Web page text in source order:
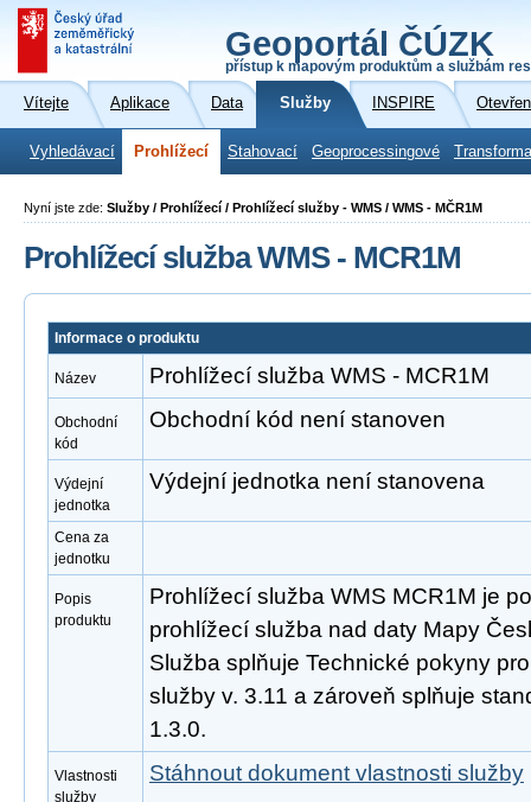
Geoportál ČÚZK
přístup k mapovým produktům a službám
Vítejte Aplikace Data Služby INSPIRE
Vyhledávací Prohlížecí Stahovací Geoprocessingové
Nyní jste zde: Služby / Prohlížecí / Prohlížecí služby - WMS / WMS - MČR1M
Prohlížecí služba WMS - MCR1M
Informace o produktu
Název Prohlížecí služba WMS - MCR1M
Obchodní
kód
Obchodní kód není stanoven
Výdejní
jednotka
Výdejní jednotka není stanovena
Cena za
jednotku
Popis
produktu
Prohlížecí služba WMS MCR1M je
prohlížecí služba nad daty Mapy
Služba splňuje Technické pokyny
služby v. 3.11 a zároveň splňuje
1.3.0.
Vlastnosti
služby
Stáhnout dokument vlastnosti služby